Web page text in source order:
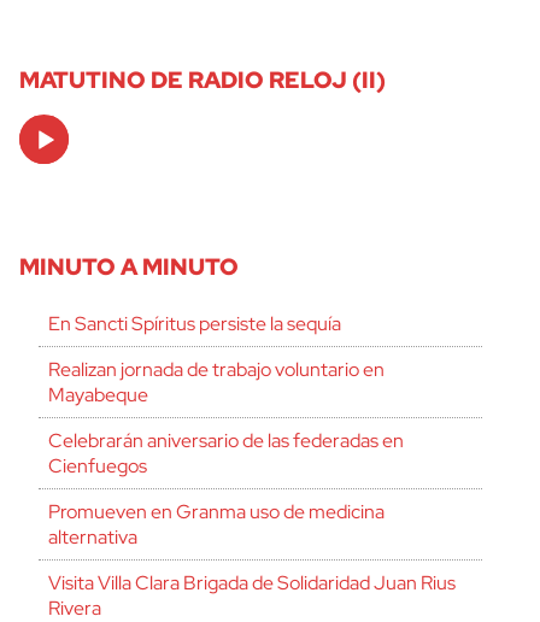
MATUTINO DE RADIO RELOJ (II)
Audio
Player
MINUTO A MINUTO
En Sancti Spíritus persiste la sequía
Realizan jornada de trabajo voluntario en
Mayabeque
Celebrarán aniversario de las federadas en
Cienfuegos
Promueven en Granma uso de medicina
alternativa
Visita Villa Clara Brigada de Solidaridad Juan Rius
Rivera